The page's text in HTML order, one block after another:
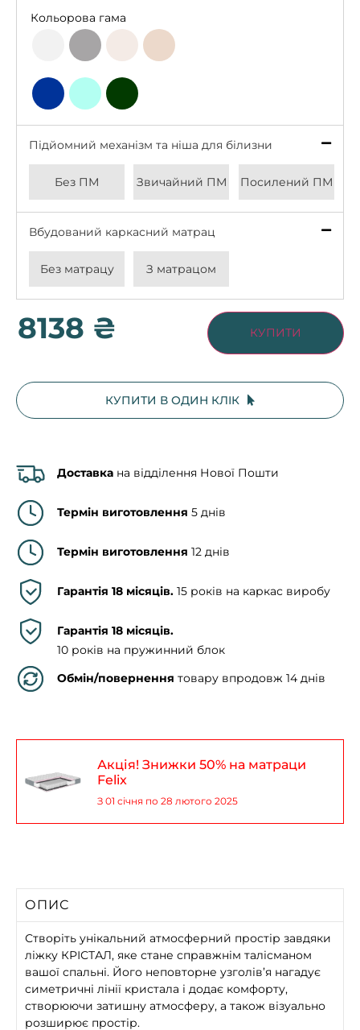
Кольорова гама
Підйомний механізм та ніша для білизни
Без ПМ Звичайний ПМ Посилений ПМ
Вбудований каркасний матрац
Без матрацу З матрацом
8138 ₴ КУПИТИ
КУПИТИ В ОДИН КЛІК
Доставка на відділення Нової Пошти
Термін виготовлення 5 днів
Термін виготовлення 12 днів
Гарантія 18 місяців. 15 років на каркас виробу
Гарантія 18 місяців.
10 років на пружинний блок
Обмін/повернення товару впродовж 14 днів
Акція! Знижки 50% на матраци
Felix
З 01 січня по 28 лютого 2025
ОПИС
Створіть унікальний атмосферний простір завдяки
ліжку КРІСТАЛ, яке стане справжнім талісманом
вашої спальні. Його неповторне узголів’я нагадує
симетричні лінії кристала і додає комфорту,
створюючи затишну атмосферу, а також візуально
розширює простір.